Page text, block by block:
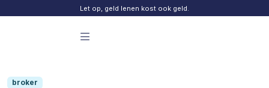
Let op, geld lenen kost ook geld.
broker